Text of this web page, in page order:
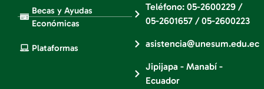
Becas y Ayudas
Económicas
Plataformas
Teléfono: 05-2600229 /
05-2601657 / 05-2600223
asistencia@unesum.edu.ec
Jipijapa - Manabí -
Ecuador